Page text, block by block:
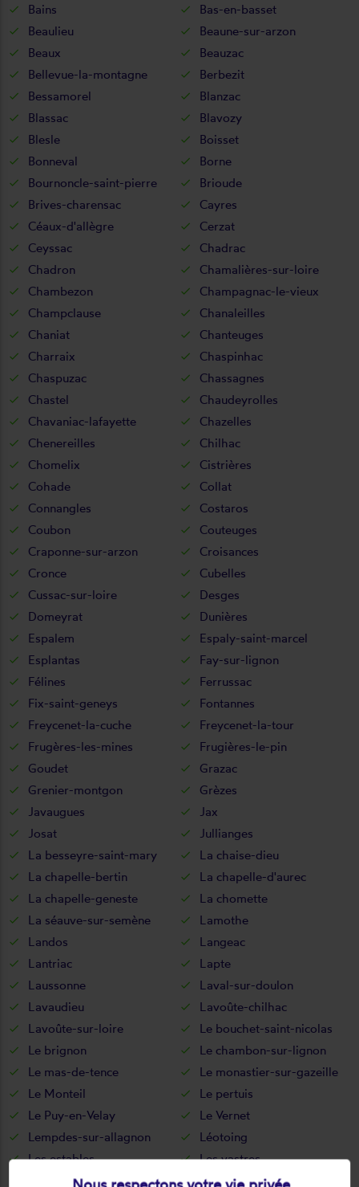
Bains
Bas-en-basset
Beaulieu
Beaune-sur-arzon
Beaux
Beauzac
Bellevue-la-montagne
Berbezit
Bessamorel
Blanzac
Blassac
Blavozy
Blesle
Boisset
Bonneval
Borne
Bournoncle-saint-pierre
Brioude
Brives-charensac
Cayres
Céaux-d'allègre
Cerzat
Ceyssac
Chadrac
Chadron
Chamalières-sur-loire
Chambezon
Champagnac-le-vieux
Champclause
Chanaleilles
Chaniat
Chanteuges
Charraix
Chaspinhac
Chaspuzac
Chassagnes
Chastel
Chaudeyrolles
Chavaniac-lafayette
Chazelles
Chenereilles
Chilhac
Chomelix
Cistrières
Cohade
Collat
Connangles
Costaros
Coubon
Couteuges
Craponne-sur-arzon
Croisances
Cronce
Cubelles
Cussac-sur-loire
Desges
Domeyrat
Dunières
Espalem
Espaly-saint-marcel
Esplantas
Fay-sur-lignon
Félines
Ferrussac
Fix-saint-geneys
Fontannes
Freycenet-la-cuche
Freycenet-la-tour
Frugères-les-mines
Frugières-le-pin
Goudet
Grazac
Grenier-montgon
Grèzes
Javaugues
Jax
Josat
Jullianges
La besseyre-saint-mary
La chaise-dieu
La chapelle-bertin
La chapelle-d'aurec
La chapelle-geneste
La chomette
La séauve-sur-semène
Lamothe
Landos
Langeac
Lantriac
Lapte
Laussonne
Laval-sur-doulon
Lavaudieu
Lavoûte-chilhac
Lavoûte-sur-loire
Le bouchet-saint-nicolas
Le brignon
Le chambon-sur-lignon
Le mas-de-tence
Le monastier-sur-gazeille
Le Monteil
Le pertuis
Le Puy-en-Velay
Le Vernet
Lempdes-sur-allagnon
Léotoing
Les estables
Les vastres
Les villettes
Lissac